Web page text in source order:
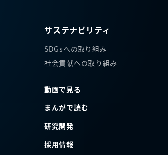
サステナビリティ
SDGsへの取り組み
社会貢献への取り組み
動画で見る
まんがで読む
研究開発
採用情報